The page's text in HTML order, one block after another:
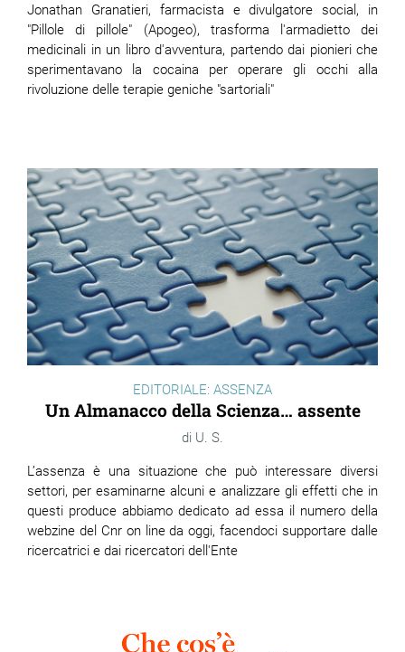
Jonathan Granatieri, farmacista e divulgatore social, in
"Pillole di pillole" (Apogeo), trasforma l'armadietto dei
medicinali in un libro d'avventura, partendo dai pionieri che
sperimentavano la cocaina per operare gli occhi alla
rivoluzione delle terapie geniche "sartoriali"
EDITORIALE: ASSENZA
Un Almanacco della Scienza… assente
U. S.
L’assenza è una situazione che può interessare diversi
settori, per esaminarne alcuni e analizzare gli effetti che in
questi produce abbiamo dedicato ad essa il numero della
webzine del Cnr on line da oggi, facendoci supportare dalle
ricercatrici e dai ricercatori dell'Ente